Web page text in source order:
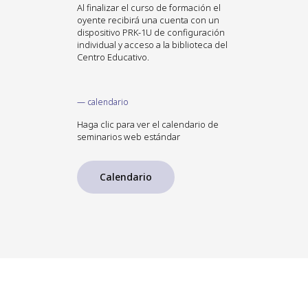
Al finalizar el curso de formación el
oyente recibirá una cuenta con un
dispositivo PRK-1U de configuración
individual y acceso a la biblioteca del
Centro Educativo.
Haga clic para ver el calendario de
seminarios web estándar
— calendario
Calendario